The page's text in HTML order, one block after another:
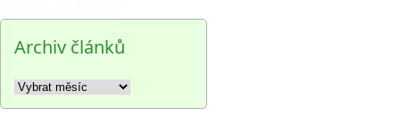
Archiv článků
Archiv
článků